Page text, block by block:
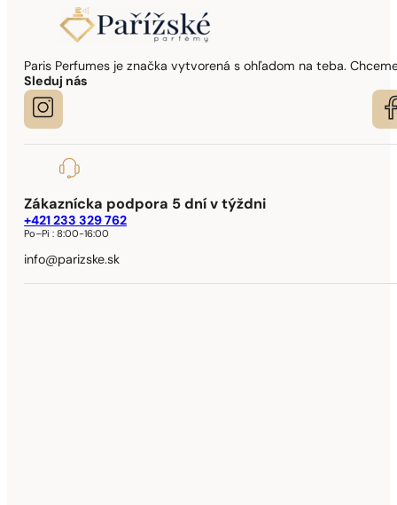
Paris Perfumes je značka vytvorená s ohľadom na teba.
Sleduj nás
Zákaznícka podpora 5 dní v týždni
+421 233 329 762
Po–Pi :8:00-16:00
info@parizske.sk